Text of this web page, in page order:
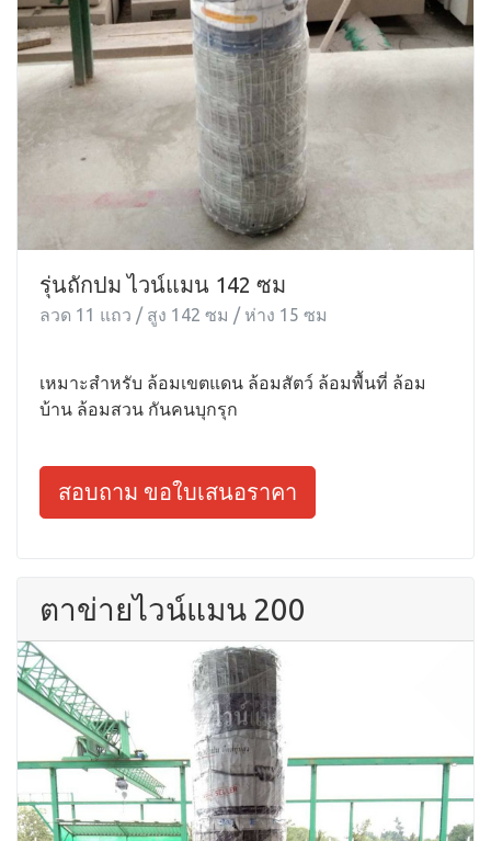
รุ่นถักปม ไวน์แมน 142 ซม
ลวด 11 แถว / สูง 142 ซม / ห่าง 15 ซม
เหมาะสำหรับ ล้อมเขตแดน ล้อมสัตว์ ล้อมพื้นที่ ล้อม
บ้าน ล้อมสวน กันคนบุกรุก
สอบถาม ขอใบเสนอราคา
ตาข่ายไวน์แมน 200